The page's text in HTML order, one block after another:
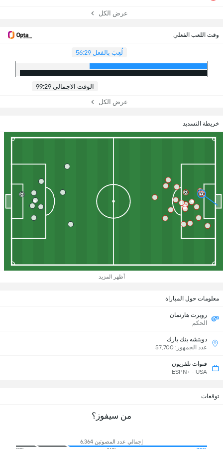
عرض الكل
وقت اللعب الفعلي
لُعِبَ بالفعل 56:29
الوقت الاجمالي 99:29
عرض الكل
خريطة التسديد
أظهر المزيد
معلومات حول المباراة
روبرت هارتمان
الحكم
دويتشه بنك بارك
عدد الجمهور: 57,700
قنوات تلفزيون
ESPN+ - USA
توقعات
من سيفوز؟
إجمالي عدد المصوتين 6,364